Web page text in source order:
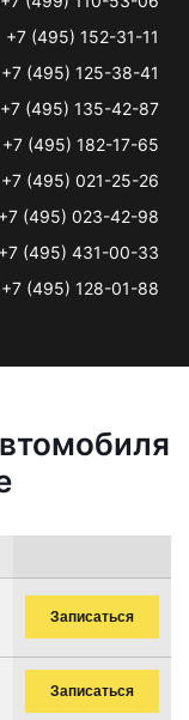
+7 (495) 152-31-11
+7 (495) 125-38-41
+7 (495) 135-42-87
+7 (495) 182-17-65
+7 (495) 021-25-26
+7 (495) 023-42-98
+7 (495) 431-00-33
+7 (495) 128-01-88
Записаться
Записаться